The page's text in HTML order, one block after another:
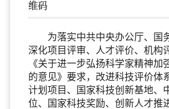
维码
为落实中共中央办公厅、国
深化项目评审、人才评价、机构
《关于进一步弘扬科学家精神加
的意见》要求，改进科技评价体
计划项目、国家科技创新基地、
位、国家科技奖励、创新人才推